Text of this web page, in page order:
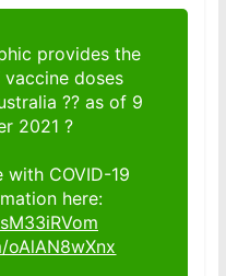
provides the
doses
?? as of 9
2021 ?
COVID-19
here: